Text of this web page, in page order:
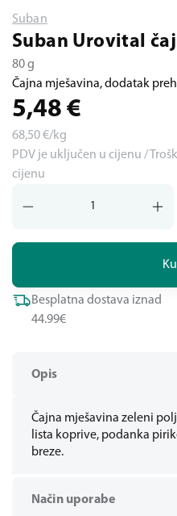
Opis
Čajna mješavina zeleni
lista koprive, podanka
breze.
Način uporabe
Suban
Suban Urovital čaj
80 g
Čajna mješavina, dodatak
5,48 €
68,50€/kg
PDV je uključen u cijenu /
cijenu
Besplatna dostava iznad
44.99€